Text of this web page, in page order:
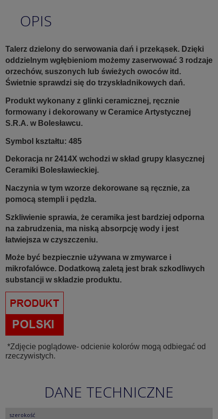
OPIS
Talerz dzielony do serwowania dań i przekąsek. Dzięki
oddzielnym wgłębieniom możemy zaserwować 3 rodzaje
orzechów, suszonych lub świeżych owoców itd.
Świetnie sprawdzi się do trzyskładnikowych dań.
Produkt wykonany z glinki ceramicznej, ręcznie
formowany i dekorowany w Ceramice Artystycznej
S.R.A. w Bolesławcu.
Symbol kształtu: 485
Dekoracja nr 2414X wchodzi w skład grupy klasycznej
Ceramiki Bolesławieckiej.
Naczynia w tym wzorze dekorowane są ręcznie, za
pomocą stempli i pędzla.
Szkliwienie sprawia, że ceramika jest bardziej odporna
na zabrudzenia, ma niską absorpcję wody i jest
łatwiejsza w czyszczeniu.
Może być bezpiecznie używana w zmywarce i
mikrofalówce. Dodatkową zaletą jest brak szkodliwych
substancji w składzie produktu.
*Zdjęcie poglądowe- odcienie kolorów mogą odbiegać od
rzeczywistych.
DANE TECHNICZNE
szerokość